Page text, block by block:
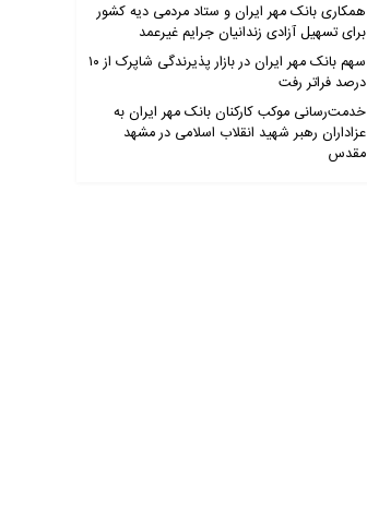
همکاری بانک مهر ایران و ستاد مردمی دیه کشور
برای تسهیل آزادی زندانیان جرایم غیرعمد
سهم بانک مهر ایران در بازار پذیرندگی شاپرک از ۱۰
درصد فراتر رفت
خدمت‌رسانی موکب کارکنان بانک مهر ایران به
عزاداران رهبر شهید انقلاب اسلامی در مشهد
مقدس